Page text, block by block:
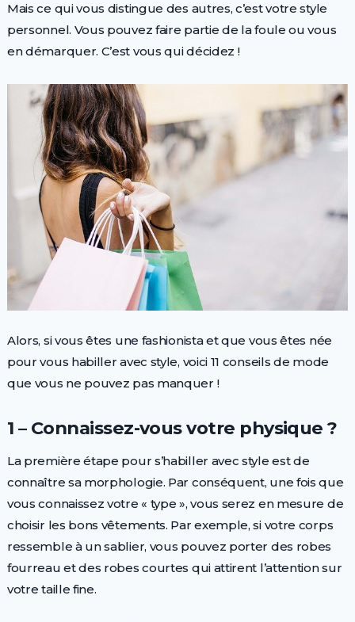
Mais ce qui vous distingue des autres, c’est votre style
personnel. Vous pouvez faire partie de la foule ou vous
en démarquer. C’est vous qui décidez !
Alors, si vous êtes une fashionista et que vous êtes née
pour vous habiller avec style, voici 11 conseils de mode
que vous ne pouvez pas manquer !
1 – Connaissez-vous votre physique ?
La première étape pour s’habiller avec style est de
connaître sa morphologie. Par conséquent, une fois que
vous connaissez votre « type », vous serez en mesure de
choisir les bons vêtements. Par exemple, si votre corps
ressemble à un sablier, vous pouvez porter des robes
fourreau et des robes courtes qui attirent l’attention sur
votre taille fine.